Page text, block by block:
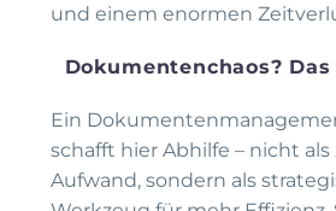
und einem enormen
Dokumentenchaos?
Ein
schafft hier Abhilfe – nicht
Aufwand, sondern als